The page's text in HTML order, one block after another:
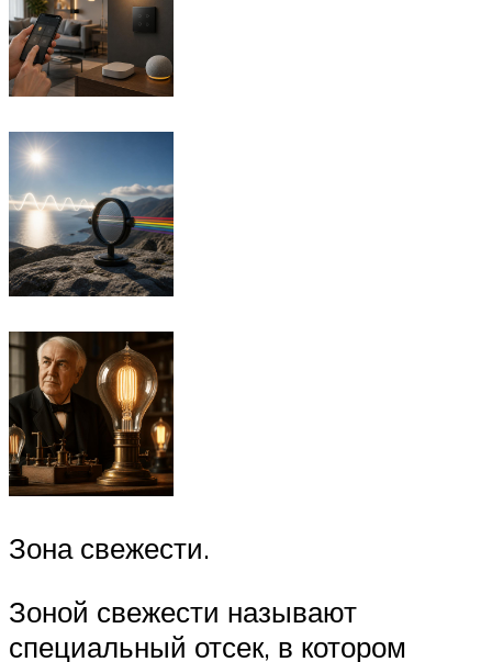
Зона свежести.
Зоной свежести называют
специальный отсек, в котором